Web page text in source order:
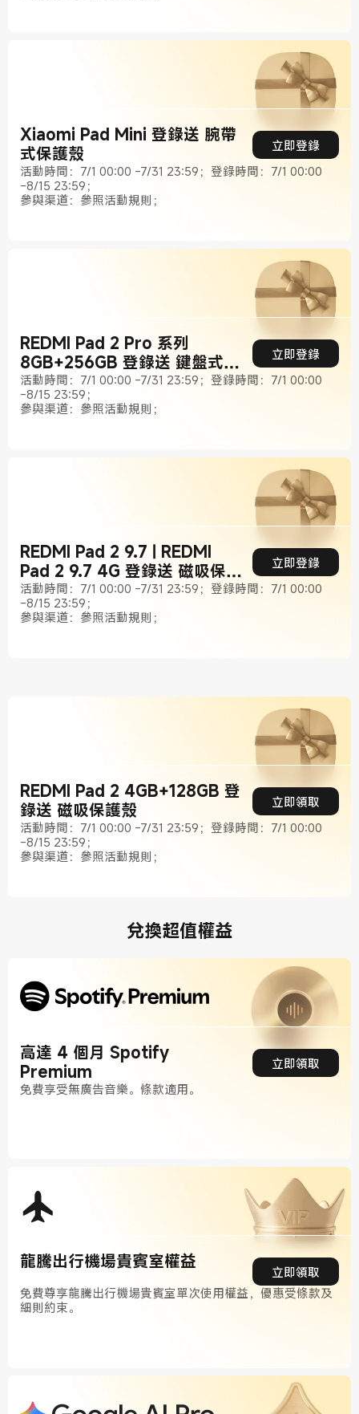
Xiaomi Pad Mini 登錄送 腕帶
式保護殼
立即登錄
活動時間：7/1 00:00 -7/31 23:59；登錄時間：7/1 00:00
-8/15 23:59；
參與渠道：參照活動規則；
REDMI Pad 2 Pro 系列
8GB+256GB 登錄送 鍵盤式雙
面保護殼
立即登錄
活動時間：7/1 00:00 -7/31 23:59；登錄時間：7/1 00:00
-8/15 23:59；
參與渠道：參照活動規則；
REDMI Pad 2 9.7 | REDMI
Pad 2 9.7 4G 登錄送 磁吸保護
殼
立即登錄
活動時間：7/1 00:00 -7/31 23:59；登錄時間：7/1 00:00
-8/15 23:59；
參與渠道：參照活動規則；
REDMI Pad 2 4GB+128GB 登
錄送 磁吸保護殼
立即領取
活動時間：7/1 00:00 -7/31 23:59；登錄時間：7/1 00:00
-8/15 23:59；
參與渠道：參照活動規則；
兌換超值權益
高達 4 個月 Spotify
Premium
立即領取
免費享受無廣告音樂。條款適用。
龍騰出行機場貴賓室權益
立即領取
免費尊享龍騰出行機場貴賓室單次使用權益，優惠受條款及
細則約束。